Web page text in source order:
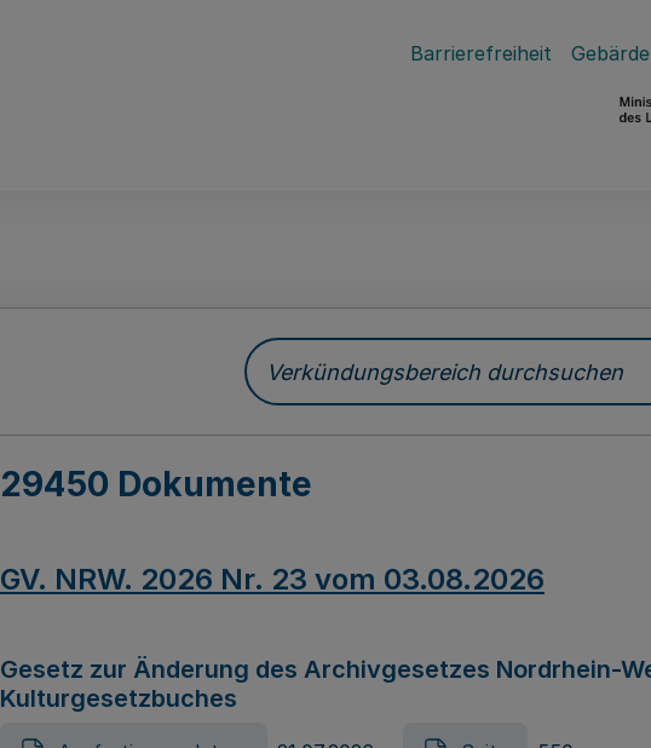
Barrierefreiheit
Verkündungsbereich durchsuchen
29450 Dokumente
GV. NRW. 2026 Nr. 23 vom 03.08.2026
Gesetz zur Änderung des Archivgesetzes Nordrhein-
Kulturgesetzbuches